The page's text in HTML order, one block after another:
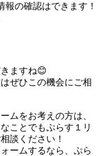
の確認はできます！
ますね😊
ぜひこの機会にご相
ムをお考えの方は、
ことでもぷらす１リ
談ください！
ームするなら、ぷら